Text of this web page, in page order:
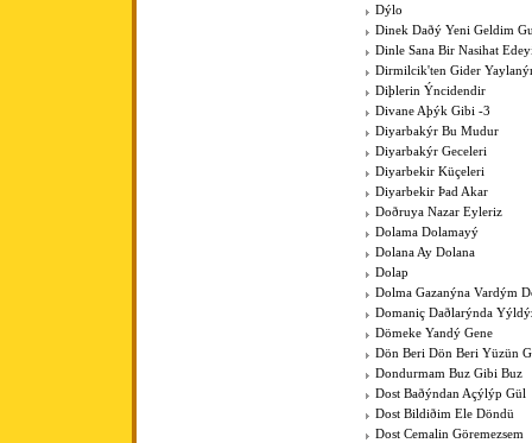
Dýlo
Dinek Daðý Yeni Geldim
Dinle Sana Bir Nasihat
Dirmilcik'ten Gider
Diþlerin Ýncidendir
Divane Aþýk Gibi -3
Diyarbakýr Bu Mudur
Diyarbakýr Geceleri
Diyarbekir Küçeleri
Diyarbekir Þad Akar
Doðruya Nazar Eyleriz
Dolama Dolamayý
Dolana Ay Dolana
Dolap
Dolma Gazanýna Vardým
Domaniç Daðlarýnda
Dömeke Yandý Gene
Dön Beri Dön Beri Yüzün
Dondurmam Buz Gibi Buz
Dost Baðýndan Açýlýp Gül
Dost Bildiðim Ele Döndü
Dost Cemalin Göremezsem